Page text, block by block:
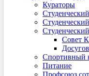
Кураторы
Совет
Спортивный
Питание
Профсоюз